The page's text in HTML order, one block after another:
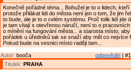
Konečně pořádné téma... Bohužel je to o lidech,
protože přilákat lidi do města není jen o tom, že jim
to bude, ale je to o celém systému. Proč tolik lidí jde
je tam vítají s otevřenou náručí, není to o
o mínění na fungování města... a starosta místo,
pořádek u úředníků tak se snaží aby měl co nejvíce
Pokud bude na vesnici místo raději tam...
odpovědět |
Autor: booča
Titulek: PRAHA